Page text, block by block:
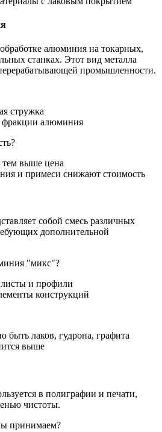
алюминия на токарных,
станках. Этот вид металла
промышленности.
стружка
алюминия
выше цена
и примеси снижают стоимость
собой смесь различных
дополнительной
"микс"?
и профили
конструкций
быть лаков, гудрона, графита
выше
в полиграфии и печати,
чистоты.
принимаем?